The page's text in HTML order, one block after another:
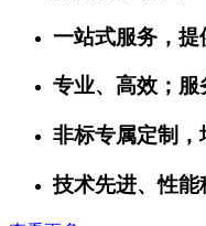
一站式服务，
专业、高效；服
非标专属定制
技术先进、性